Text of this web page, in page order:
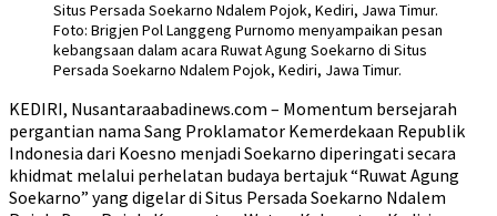
Foto: Brigjen Pol Langgeng Purnomo menyampaikan pesan
kebangsaan dalam acara Ruwat Agung Soekarno di Situs
Persada Soekarno Ndalem Pojok, Kediri, Jawa Timur.
KEDIRI, Nusantaraabadinews.com – Momentum bersejarah
pergantian nama Sang Proklamator Kemerdekaan Republik
Indonesia dari Koesno menjadi Soekarno diperingati secara
khidmat melalui perhelatan budaya bertajuk “Ruwat Agung
Soekarno” yang digelar di Situs Persada Soekarno Ndalem